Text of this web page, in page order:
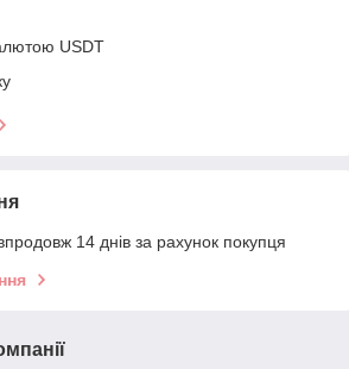
USDT
14 днів за рахунок покупця